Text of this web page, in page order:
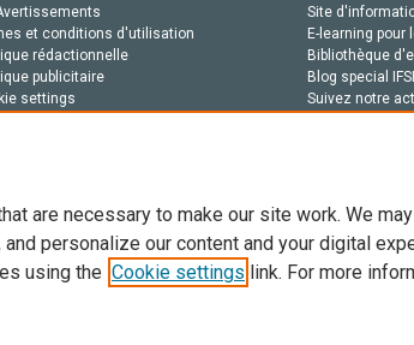
et conditions d'utilisation
rédactionnelle
publicitaire
settings
Site
E-learning pour
Bibliothèque
Blog special
Suivez notre
le contenu de ce site: Copyright © 2026 Elsevier, ses
a la formation en IA et aux technologies similaires.
are necessary to make our site work. We
personalize our content and your digital
using the Cookie settings link. For more